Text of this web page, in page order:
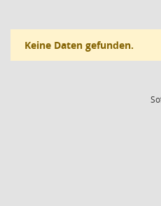
Keine Daten gefunden.